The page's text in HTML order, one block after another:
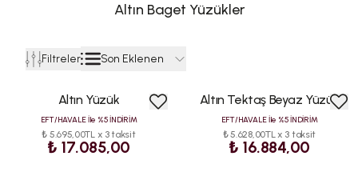
Altın Baget Yüzükler
Filtreler Son Eklenen
Altın Yüzük
EFT/HAVALE İle %5 İNDİRİM
₺ 5.695,00TL x 3 taksit
₺ 17.085,00
Altın Tektaş Beyaz Yüzük
EFT/HAVALE İle %5 İNDİRİM
₺ 5.628,00TL x 3 taksit
₺ 16.884,00